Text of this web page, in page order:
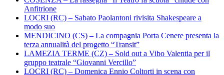
Anfitrione
LOCRI (RC) – Sabato Paolantoni rivisita Shakespeare a
modo suo
MENDICINO (CS) – La compagnia Porta Cenere presenta la
terza annualità del progetto “Transit”
LAMEZIA TERME (CZ) – Sold out a Vibo Valentia per il
gruppo teatrale “Giovanni Vercillo”
LOCRI (RC) – Domenica Ennio Coltorti in scena con